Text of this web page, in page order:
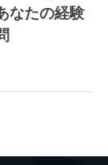
なたの経験